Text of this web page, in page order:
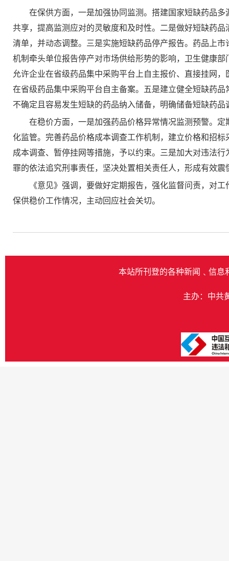
在保供方面，一是加强协同监测。搭建国家短缺药品
共享，提高监测应对的灵敏度和及时性。二是做好短缺药
清单，并动态调整。三是实施短缺药品停产报告。药品上
机制牵头单位报告停产对市场供给形势的影响，卫生健康
允许企业在省级药品集中采购平台上自主报价、直接挂网
在省级药品集中采购平台自主备案。五是建立健全短缺药
不确定且容易发生短缺的药品纳入储备，明确储备短缺药品
在稳价方面，一是加强药品价格异常情况监测预警。
化监管。完善药品价格成本调查工作机制，建立价格和招
成本调查、暂停挂网等措施，予以约束。三是加大对违法
罪的依法追究刑事责任，坚决处置相关责任人，形成有效震
《意见》强调，要做好定期报告，强化监督问责，对
保供稳价工作情况，主动回应社会关切。
本站所刊登的各种新闻﹑信息
主办：中共